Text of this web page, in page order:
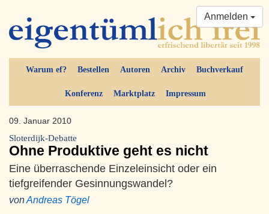
Warum ef? Bestellen Autoren Archiv Buchverkauf
Konferenz Marktplatz Impressum
Anmelden
09. Januar 2010
Sloterdijk-Debatte
Ohne Produktive geht es nicht
Eine überraschende Einzeleinsicht oder ein
tiefgreifender Gesinnungswandel?
vonAndreas Tögel